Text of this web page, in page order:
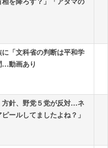
に「文科省の判断は平和学
…動画あり
方針、野党５党が反対…ネ
ールしてましたよね？」